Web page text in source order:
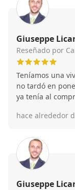
Giuseppe
Reseñado por
Teníamos una
no tardó en
ya tenía al
después
vendimos
recomendable!
hace alrededor
Giuseppe